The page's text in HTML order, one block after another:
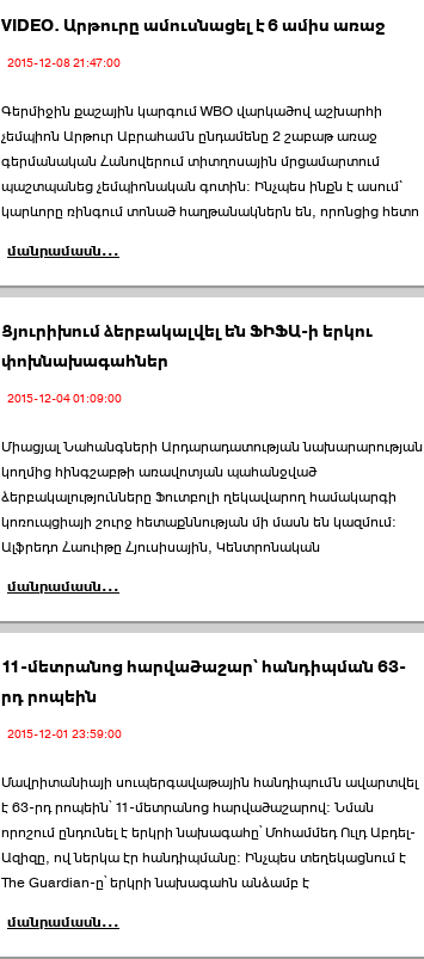
VIDEO. Արթուրը ամուսնացել է 6 ամիս առաջ
2015-12-08 21:47:00
Գերմիջին քաշային կարգում WBO վարկածով աշխարհի
չեմպիոն Արթուր Աբրահամն ընդամենը 2 շաբաթ առաջ
գերմանական Հանովերում տիտղոսային մրցամարտում
պաշտպանեց չեմպիոնական գոտին: Ինչպես ինքն է ասում`
կարևորը ռինգում տոնած հաղթանակներն են, որոնցից հետո
մանրամասն...
Ցյուրիխում ձերբակալվել են ՖԻՖԱ-ի երկու
փոխնախագահներ
2015-12-04 01:09:00
Միացյալ Նահանգների Արդարադատության նախարարության
կողմից հինգշաբթի առավոտյան պահանջված
ձերբակալությունները Ֆուտբոլի ղեկավարող համակարգի
կոռուպցիայի շուրջ հետաքննության մի մասն են կազմում:
Ալֆրեդո Հաուիթը Հյուսիսային, Կենտրոնական
մանրամասն...
11-մետրանոց հարվածաշար՝ հանդիպման 63-
րդ րոպեին
2015-12-01 23:59:00
Մավրիտանիայի սուպերգավաթային հանդիպումն ավարտվել
է 63-րդ րոպեին՝ 11-մետրանոց հարվածաշարով: Նման
որոշում ընդունել է երկրի նախագահը՝ Մոհամմեդ Ուլդ Աբդել-
Ազիզը, ով ներկա էր հանդիպմանը: Ինչպես տեղեկացնում է
The Guardian-ը՝ երկրի նախագահն անձամբ է
մանրամասն...